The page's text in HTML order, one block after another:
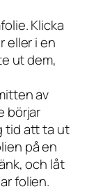
Klicka
eller i en
ut dem,
av
börjar
tid att ta ut
på en
och låt
folien.